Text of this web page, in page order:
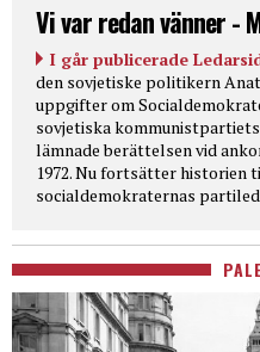
Vi var redan vänner -
I går publicerade
den sovjetiske politikern
uppgifter om
sovjetiska
lämnade berättelsen vid
1972. Nu fortsätter historien
socialdemokraternas